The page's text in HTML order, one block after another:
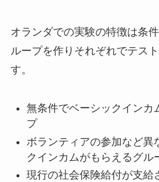
オランダでの実験の特徴は条
ループを作りそれぞれでテス
す。
無条件でベーシックインカ
プ
ボランティアの参加など異
クインカムがもらえるグル
現行の社会保険給付が支給